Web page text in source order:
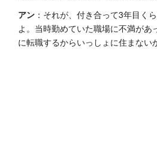
アン ：それが、付き合って3年目く
よ。当時勤めていた職場に不満があ
に転職するからいっしょに住まない